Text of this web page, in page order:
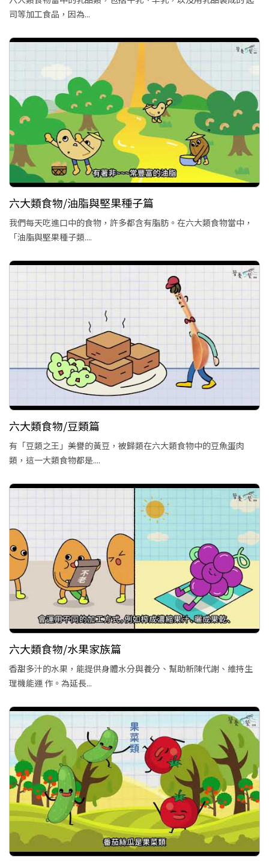
司等加工食品，因為...
六大類食物/油脂與堅果種子篇
我們每天吃進口中的食物，許多都含有脂肪。在六大類食物當中，
「油脂與堅果種子類....
六大類食物/豆類篇
有「豆類之王」美譽的黃豆，被歸類在六大類食物中的豆魚蛋肉
類，這一大類食物都是....
六大類食物/水果家族篇
香甜多汁的水果，能提供身體水分與養分、幫助新陳代謝、維持生
理機能運 作。為延長...